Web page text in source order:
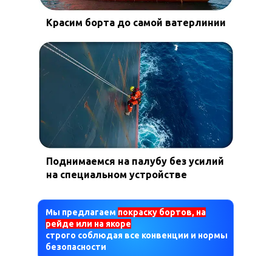
Красим борта до самой ватерлинии
Поднимаемся на палубу без усилий
на специальном устройстве
Мы предлагаем покраску бортов, на
рейде или на якоре
строго соблюдая все конвенции и нормы
безопасности